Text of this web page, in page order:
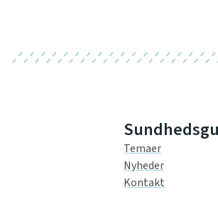
Temaer
Nyheder
Kontakt